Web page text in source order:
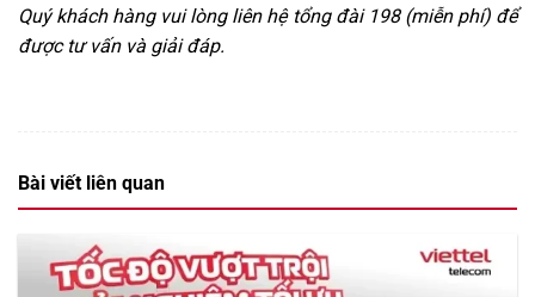
Quý khách hàng vui lòng liên hệ tổng đài 198 (miễn phí) để
được tư vấn và giải đáp.
Bài viết liên quan